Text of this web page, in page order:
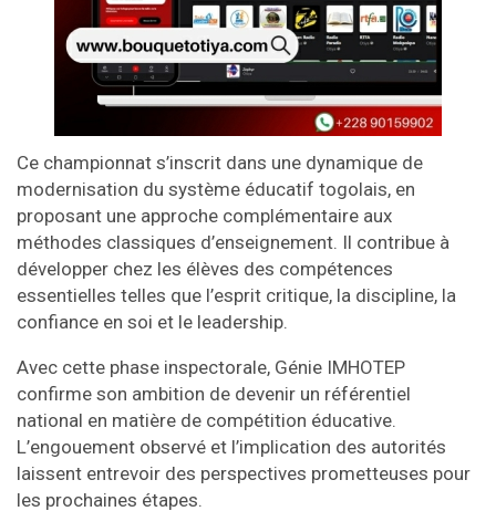
Ce championnat s’inscrit dans une dynamique de
modernisation du système éducatif togolais, en
proposant une approche complémentaire aux
méthodes classiques d’enseignement. Il contribue à
développer chez les élèves des compétences
essentielles telles que l’esprit critique, la discipline, la
confiance en soi et le leadership.
Avec cette phase inspectorale, Génie IMHOTEP
confirme son ambition de devenir un référentiel
national en matière de compétition éducative.
L’engouement observé et l’implication des autorités
laissent entrevoir des perspectives prometteuses pour
les prochaines étapes.